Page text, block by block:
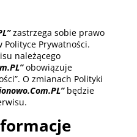
zastrzega sobie prawo
Prywatności.
należącego
obowiązuje
O zmianach Polityki
będzie